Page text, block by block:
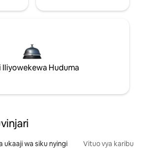
Iliyowekewa Huduma
ukaaji wa siku nyingi Vituo vya karibu